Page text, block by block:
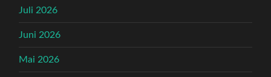
Juli 2026
Juni 2026
Mai 2026